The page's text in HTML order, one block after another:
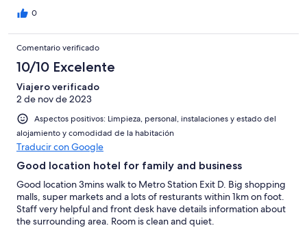
0
Comentario verificado
10/10 Excelente
Viajero verificado
2 de nov de 2023
Aspectos positivos: Limpieza, personal, instalaciones y estado del
alojamiento y comodidad de la habitación
Traducir con Google
Good location hotel for family and business
Good location 3mins walk to Metro Station Exit D. Big shopping
malls, super markets and a lots of resturants within 1km on foot.
Staff very helpful and front desk have details information about
the surrounding area. Room is clean and quiet.